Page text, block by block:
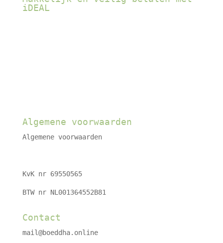
iDEAL
Algemene voorwaarden
Algemene voorwaarden
KvK nr 69550565
BTW nr NL001364552B81
Contact
mail@boeddha.online